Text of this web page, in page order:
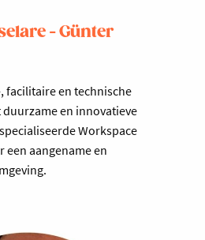
- Günter
facilitaire en technische
en innovatieve
Workspace
een aangename en